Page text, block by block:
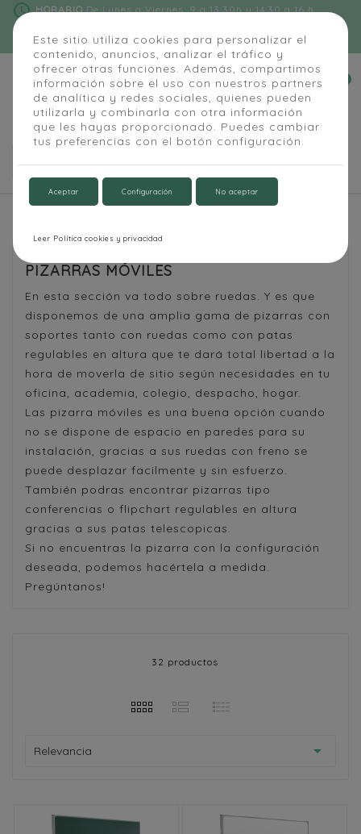
Este sitio utiliza cookies para personalizar el
contenido, anuncios, analizar el tráfico y
ofrecer otras funciones. Además, compartimos
información sobre el uso con nuestros partners
de analítica y redes sociales, quienes pueden
utilizarla y combinarla con otra información
que les hayas proporcionado. Puedes cambiar
tus preferencias con el botón configuración.
Aceptar Configuración No aceptar
Leer Política cookies y privacidad
schedule HORARIODe Lunes a Viernes: 9 a 13:30h y 14:30 a 16 h
phone


PIZARRAS MÓVILES
En esta sección va todo sobre ruedas. Y es que
disponemos de una amplia gama de pizarras con
soportes tanto con ruedas como con patas
regulables en altura que te dará total libertad a la
hora de moverla de sitio según necesidades en tu
oficina, academia, colegio, despacho, hogar.
Las pizarra móviles es una buena opción cuando
no se dispone de espacio en paredes para su
instalación, gracias a sus ruedas con freno se
puede desplazar facilmente y sin esfuerzo.
También podras encontrar pizarras tipo
conferencias o flipchart regulables en altura
gracias a sus patas telescopicas.
Si no encuentras la pizarra con la configuración
deseada, podemos hacértela a medida.
Pregúntanos!
32 productos
Relevancia 